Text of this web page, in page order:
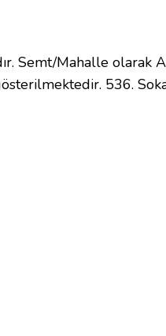
Mahalle olarak
536.